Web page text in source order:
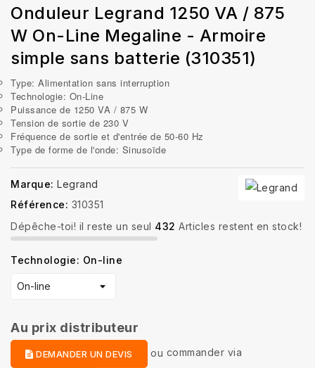
Onduleur Legrand 1250 VA / 875
W On-Line Megaline - Armoire
simple sans batterie (310351)
Type: Alimentation sans interruption
Technologie: On-Line
Puissance de 1250 VA / 875 W
Tension de sortie de 230 V
Fréquence de sortie et d'entrée de 50-60 Hz
Type de forme de l'onde: Sinusoïde
Marque: Legrand
Référence: 310351
Dépêche-toi! il reste un seul 432 Articles restent en stock!
Technologie: On-line
Au prix distributeur
DEMANDER UN DEVIS ou commander via